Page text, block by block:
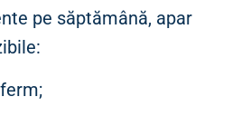
pe săptămână, apar